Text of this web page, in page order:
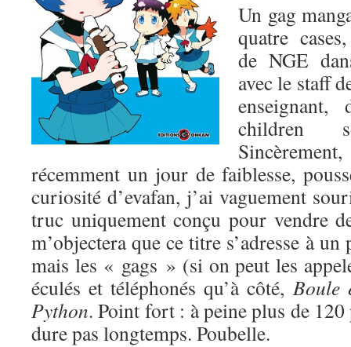
Un gag
quatre
de NGE
avec le staff
children
récemment un jour de faiblesse,
curiosité d’evafan, j’ai vaguement
truc uniquement conçu pour vendre
m’objectera que ce titre s’adresse à
mais les « gags » (si on peut les
éculés et téléphonés qu’à côté, Boule
Python. Point fort : à peine plus de 120
dure pas longtemps. Poubelle.